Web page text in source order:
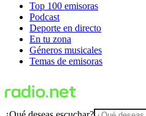
Top 100 emisoras
Podcast
Deporte en directo
En tu zona
Géneros musicales
Temas de emisoras